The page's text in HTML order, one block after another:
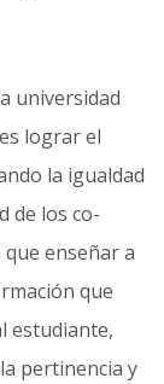
universidad
lograr el
la igualdad
de los co­
enseñar a
que
estudiante,
pertinencia y